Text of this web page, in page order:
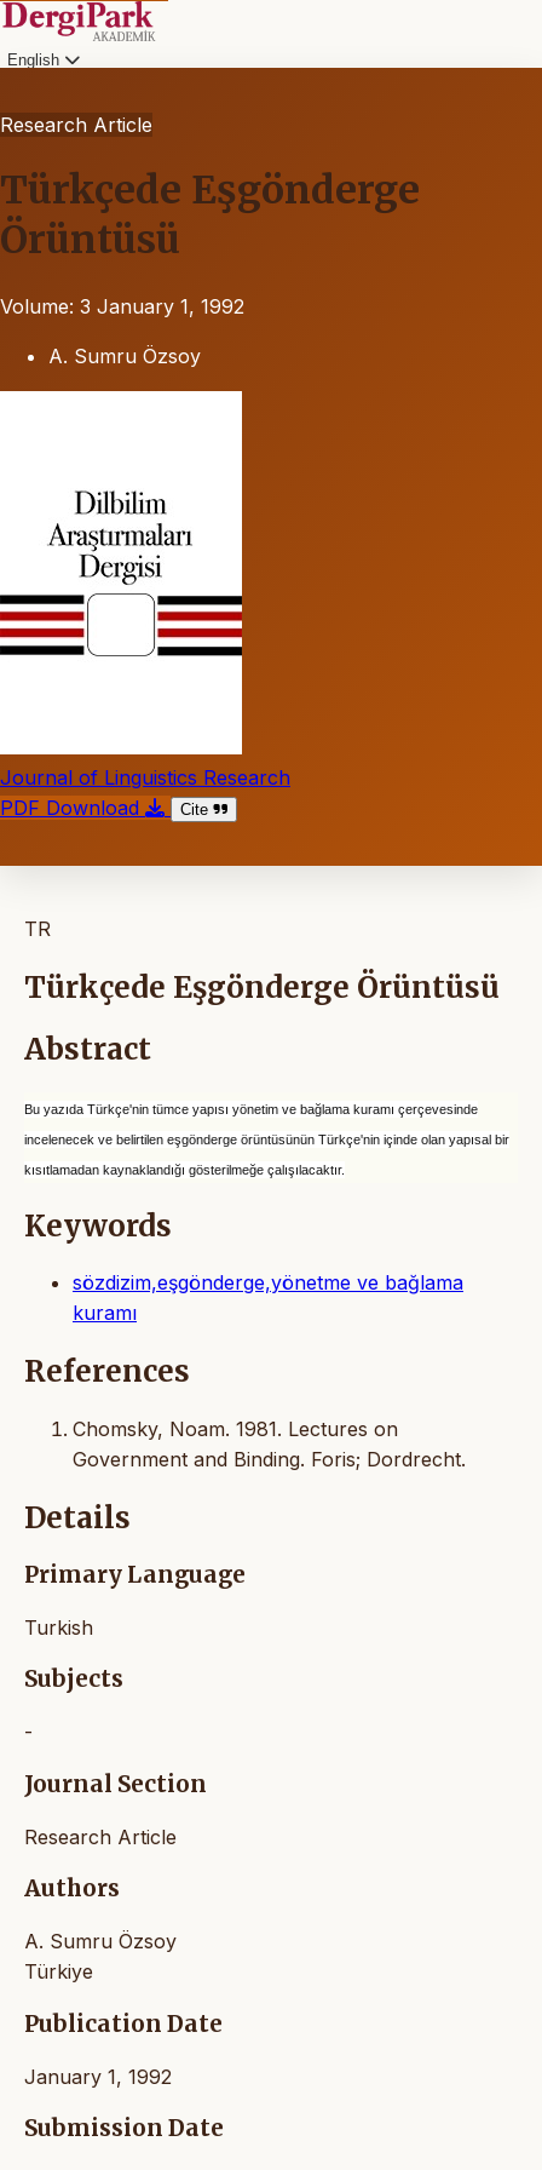
English
Research Article
Türkçede Eşgönderge
Örüntüsü
Volume: 3 January 1, 1992
A. Sumru Özsoy
Journal of Linguistics Research
PDF Download
Cite
TR
Türkçede Eşgönderge Örüntüsü
Abstract
Bu yazıda Türkçe'nin tümce yapısı yönetim ve bağlama kuramı çerçevesinde
incelenecek ve belirtilen eşgönderge örüntüsünün Türkçe'nin içinde olan yapısal bir
kısıtlamadan kaynaklandığı gösterilmeğe çalışılacaktır.
Keywords
sözdizim,eşgönderge,yönetme ve bağlama
kuramı
References
Chomsky, Noam. 1981. Lectures on
Government and Binding. Foris; Dordrecht.
Details
Primary Language
Turkish
Subjects
-
Journal Section
Research Article
Authors
A. Sumru Özsoy
Türkiye
Publication Date
January 1, 1992
Submission Date